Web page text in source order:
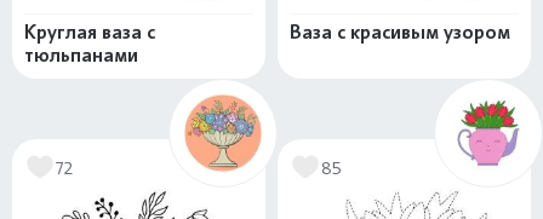
Круглая ваза с
тюльпанами
Ваза с красивым узором
72 85